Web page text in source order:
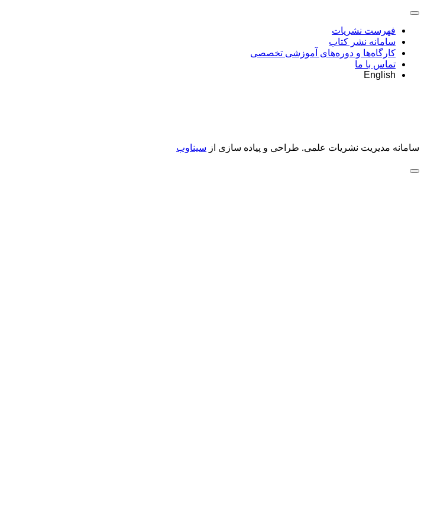
فهرست نشریات
سامانه نشر کتاب
کارگاه‌ها و دوره‌های آموزشی تخصصی
تماس با ما
English
سامانه مدیریت نشریات علمی. طراحی و پیاده سازی از سیناوب